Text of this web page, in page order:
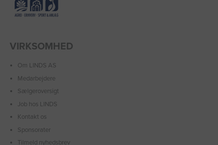
VIRKSOMHED
Om LINDS AS
Medarbejdere
Sælgeroversigt
Job hos LINDS
Kontakt os
Sponsorater
Tilmeld nyhedsbrev